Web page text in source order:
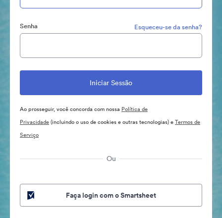
Senha Esqueceu-se da senha?
Ao prosseguir, você concorda com nossa Política de
Privacidade(incluindo o uso de cookies e outras tecnologias) eTermos de
Serviço
Ou
Faça login com o Smartsheet